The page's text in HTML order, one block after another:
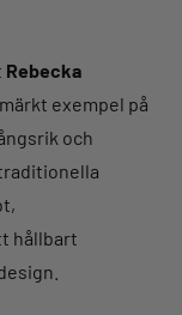
Rebecka
exempel på
och
hållbart